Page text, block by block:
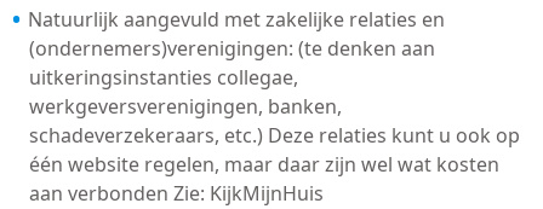
Natuurlijk aangevuld met zakelijke relaties en
(ondernemers)verenigingen: (te denken aan
uitkeringsinstanties collegae,
werkgeversverenigingen, banken,
schadeverzekeraars, etc.) Deze relaties kunt u ook op
één website regelen, maar daar zijn wel wat kosten
aan verbonden Zie: KijkMijnHuis